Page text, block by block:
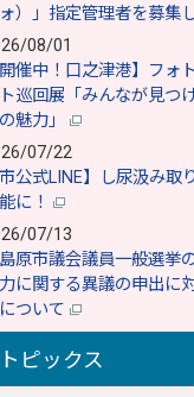
）」指定管理者を募集
08/01
開催中！口之津港】フォ
巡回展「みんなが見つ
魅力」
07/22
市公式LINE】し尿汲み取
に！
07/13
原市議会議員一般選挙
に関する異議の申出に
ついて
トピックス